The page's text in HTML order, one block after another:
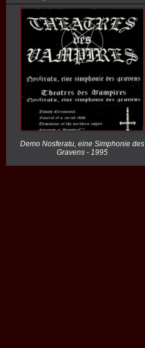
Demo Nosferatu, eine Simphonie des
Gravens - 1995